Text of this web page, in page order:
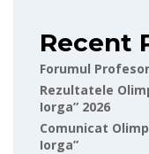
Recent
Forumul
Rezultatele
Iorga” 2026
Comunicat
Iorga”